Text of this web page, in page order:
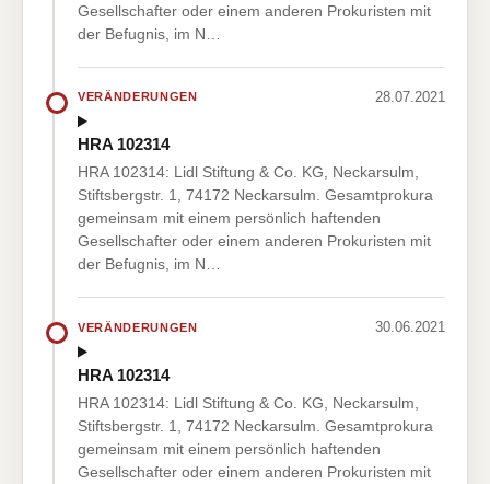
Gesellschafter oder einem anderen Prokuristen mit
der Befugnis, im N…
VERÄNDERUNGEN 28.07.2021
HRA 102314
HRA 102314: Lidl Stiftung & Co. KG, Neckarsulm,
Stiftsbergstr. 1, 74172 Neckarsulm. Gesamtprokura
gemeinsam mit einem persönlich haftenden
Gesellschafter oder einem anderen Prokuristen mit
der Befugnis, im N…
VERÄNDERUNGEN 30.06.2021
HRA 102314
HRA 102314: Lidl Stiftung & Co. KG, Neckarsulm,
Stiftsbergstr. 1, 74172 Neckarsulm. Gesamtprokura
gemeinsam mit einem persönlich haftenden
Gesellschafter oder einem anderen Prokuristen mit